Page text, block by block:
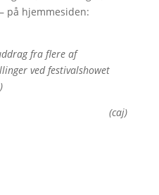
på hjemmesiden:
fra flere af
ved festivalshowet
(caj)